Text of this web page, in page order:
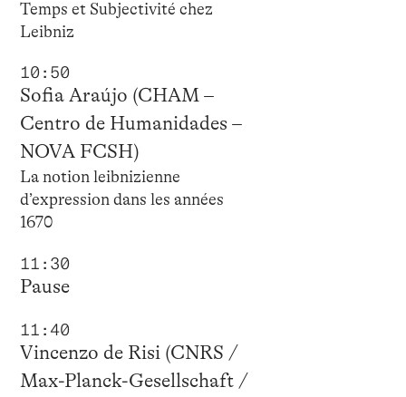
Temps et Subjectivité chez
Leibniz
10:50
Sofia Araújo (CHAM –
Centro de Humanidades –
NOVA FCSH)
La notion leibnizienne
d’expression dans les années
1670
11:30
Pause
11:40
Vincenzo de Risi (CNRS /
Max-Planck-Gesellschaft /